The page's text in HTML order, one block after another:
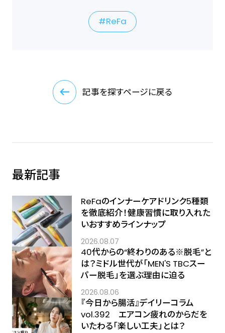
ReFa
記事を探すページに戻る
最新記事
ReFaのインナーケアドリンク5種類
を徹底紹介！健康習慣に取り入れた
いおすすめラインナップ
2026.08.07
40代からの“終わりのある※脱毛”と
は？ミドル世代が「MEN'S TBCスー
パー脱毛」を選ぶ理由に迫る
2026.08.06
『今日から腸活』デイリーコラム
vol.392 エアコン疲れのからだを
いたわる「楽しい工夫」とは？